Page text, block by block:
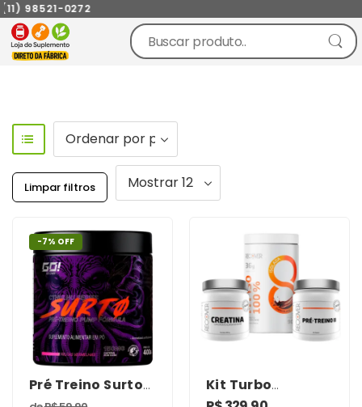
98521-0272
Limpar filtros
-7% OFF
Pré Treino Surto
com Beta
Kit Turbo
Desempenho –